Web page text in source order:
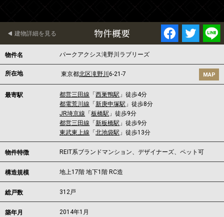
物件概要
建物詳細を見る
物件名 パークアクシス滝野川ラブリーズ
所在地 東京都北区滝野川 6-21-7 MAP
最寄駅 都営三田線 「西巣鴨駅 」徒歩4分
都電荒川線 「新庚申塚駅 」徒歩8分
JR埼京線 「板橋駅 」徒歩9分
都営三田線 「新板橋駅 」徒歩9分
東武東上線 「北池袋駅 」徒歩13分
物件特徴 REIT系ブランドマンション、デザイナーズ、ペット可
構造規模 地上17階 地下1階 RC造
総戸数 312戸
築年月 2014年1月